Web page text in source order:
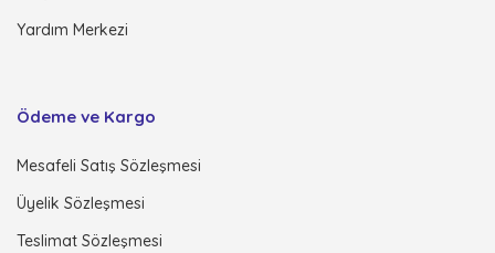
Yardım Merkezi
Ödeme ve Kargo
Mesafeli Satış Sözleşmesi
Üyelik Sözleşmesi
Teslimat Sözleşmesi